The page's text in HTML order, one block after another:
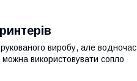
виробу, але водночас
використовувати сопло